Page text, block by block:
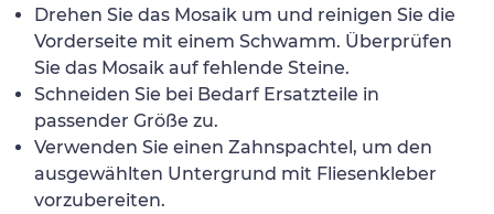
Drehen Sie das Mosaik um und reinigen Sie die
Vorderseite mit einem Schwamm. Überprüfen
Sie das Mosaik auf fehlende Steine.
Schneiden Sie bei Bedarf Ersatzteile in
passender Größe zu.
Verwenden Sie einen Zahnspachtel, um den
ausgewählten Untergrund mit Fliesenkleber
vorzubereiten.